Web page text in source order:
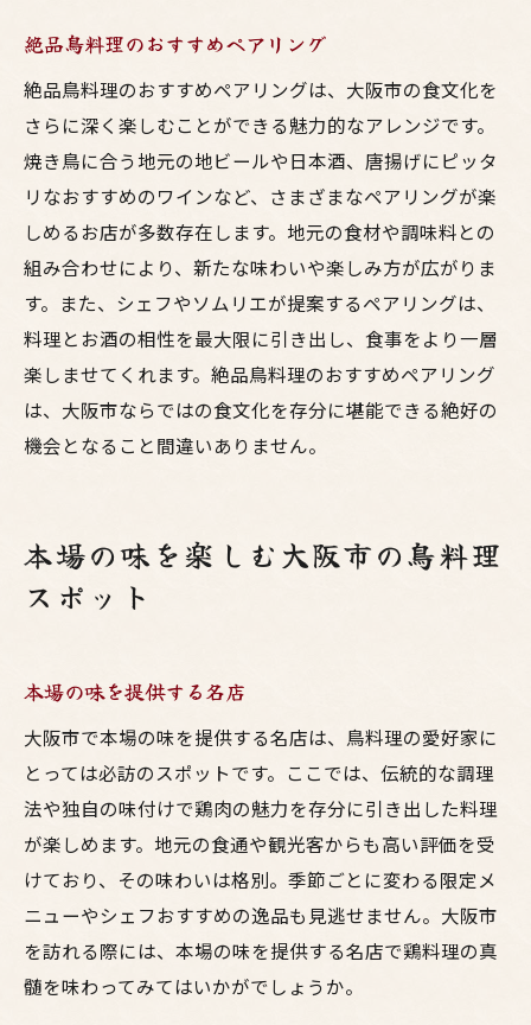
絶品鳥料理のおすすめペアリング
絶品鳥料理のおすすめペアリングは、大阪市の食文化を
さらに深く楽しむことができる魅力的なアレンジです。
焼き鳥に合う地元の地ビールや日本酒、唐揚げにピッタ
リなおすすめのワインなど、さまざまなペアリングが楽
しめるお店が多数存在します。地元の食材や調味料との
組み合わせにより、新たな味わいや楽しみ方が広がりま
す。また、シェフやソムリエが提案するペアリングは、
料理とお酒の相性を最大限に引き出し、食事をより一層
楽しませてくれます。絶品鳥料理のおすすめペアリング
は、大阪市ならではの食文化を存分に堪能できる絶好の
機会となること間違いありません。
本場の味を楽しむ大阪市の鳥料理
スポット
本場の味を提供する名店
大阪市で本場の味を提供する名店は、鳥料理の愛好家に
とっては必訪のスポットです。ここでは、伝統的な調理
法や独自の味付けで鶏肉の魅力を存分に引き出した料理
が楽しめます。地元の食通や観光客からも高い評価を受
けており、その味わいは格別。季節ごとに変わる限定メ
ニューやシェフおすすめの逸品も見逃せません。大阪市
を訪れる際には、本場の味を提供する名店で鶏料理の真
髄を味わってみてはいかがでしょうか。